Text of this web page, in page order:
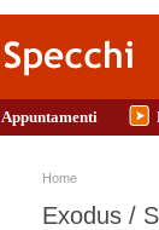
Appuntamenti
Tu sei qui
Home
Exodus /